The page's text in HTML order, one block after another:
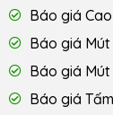
Báo giá
Báo giá
Báo giá Mút
Báo giá